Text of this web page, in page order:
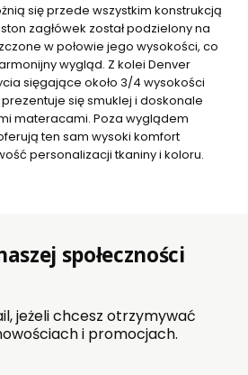
się przede wszystkim konstrukcją
zagłówek został podzielony na
w połowie jego wysokości, co
wygląd. Z kolei Denver
sięgające około 3/4 wysokości
się smuklej i doskonale
materacami. Poza wyglądem
ten sam wysoki komfort
personalizacji tkaniny i koloru.
społeczności
jeżeli chcesz otrzymywać
i promocjach.